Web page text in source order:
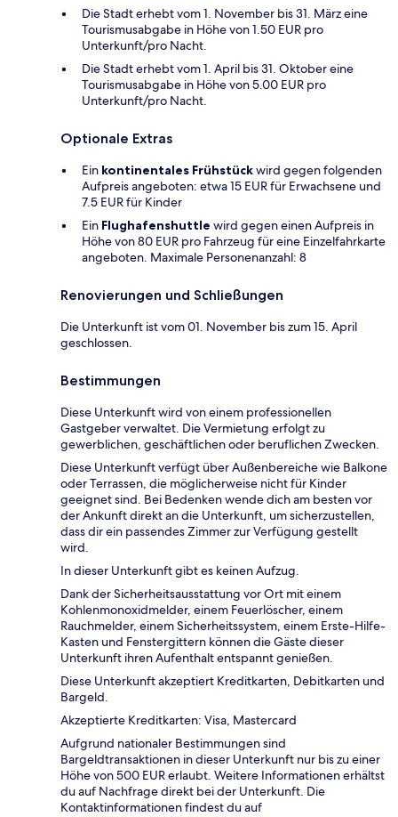
Die Stadt erhebt vom 1. November bis 31. März eine
Tourismusabgabe in Höhe von 1.50 EUR pro
Unterkunft/pro Nacht.
Die Stadt erhebt vom 1. April bis 31. Oktober eine
Tourismusabgabe in Höhe von 5.00 EUR pro
Unterkunft/pro Nacht.
Optionale Extras
Ein kontinentales Frühstückwird gegen folgenden
Aufpreis angeboten: etwa 15 EUR für Erwachsene und
7.5 EUR für Kinder
Ein Flughafenshuttle wird gegen einen Aufpreis in
Höhe von 80 EUR pro Fahrzeug für eine Einzelfahrkarte
angeboten. Maximale Personenanzahl: 8
Renovierungen und Schließungen
Die Unterkunft ist vom 01. November bis zum 15. April
geschlossen.
Bestimmungen
Diese Unterkunft wird von einem professionellen
Gastgeber verwaltet. Die Vermietung erfolgt zu
gewerblichen, geschäftlichen oder beruflichen Zwecken.
Diese Unterkunft verfügt über Außenbereiche wie Balkone
oder Terrassen, die möglicherweise nicht für Kinder
geeignet sind. Bei Bedenken wende dich am besten vor
der Ankunft direkt an die Unterkunft, um sicherzustellen,
dass dir ein passendes Zimmer zur Verfügung gestellt
wird.
In dieser Unterkunft gibt es keinen Aufzug.
Dank der Sicherheitsausstattung vor Ort mit einem
Kohlenmonoxidmelder, einem Feuerlöscher, einem
Rauchmelder, einem Sicherheitssystem, einem Erste-Hilfe-
Kasten und Fenstergittern können die Gäste dieser
Unterkunft ihren Aufenthalt entspannt genießen.
Diese Unterkunft akzeptiert Kreditkarten, Debitkarten und
Bargeld.
Akzeptierte Kreditkarten: Visa, Mastercard
Aufgrund nationaler Bestimmungen sind
Bargeldtransaktionen in dieser Unterkunft nur bis zu einer
Höhe von 500 EUR erlaubt. Weitere Informationen erhältst
du auf Nachfrage direkt bei der Unterkunft. Die
Kontaktinformationen findest du auf